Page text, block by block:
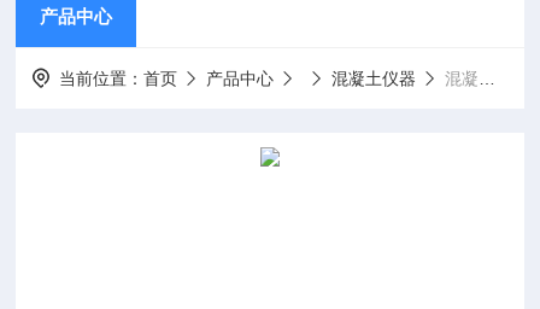
产品中心
当前位置：首页 产品中心 混凝土仪器 混凝土塑料管材划环线仪器厂家